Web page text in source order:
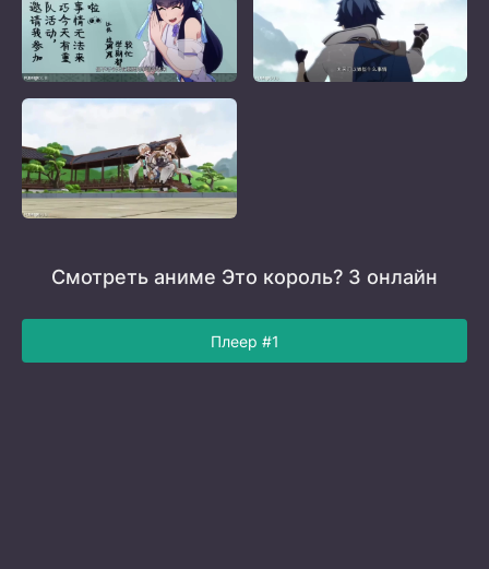
Смотреть аниме Это король? 3 онлайн
Плеер #1